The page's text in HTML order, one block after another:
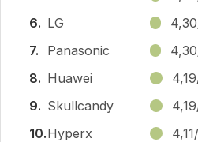
6. LG
7.
Panasonic
8. Huawei
9. Skullcandy
10.Hyperx